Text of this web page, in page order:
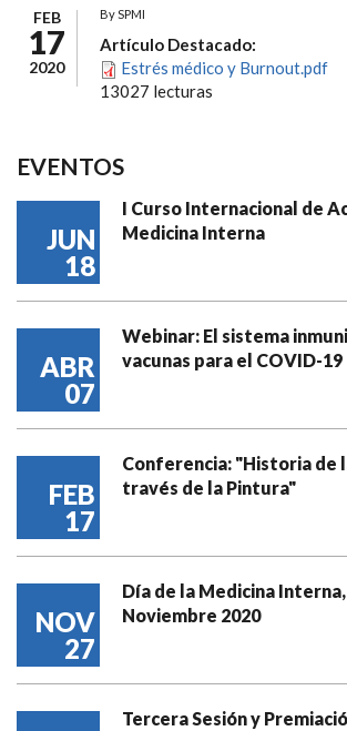
FEB
17
2020
BySPMI
Artículo Destacado:
Estrés médico y Burnout.pdf
13027 lecturas
EVENTOS
JUN
18
I Curso Internacional de
Medicina Interna
ABR
07
Webinar: El sistema
vacunas para el COVID-19
FEB
17
Conferencia: "Historia de
través de la Pintura"
NOV
27
Día de la Medicina Interna,
Noviembre 2020
Tercera Sesión y